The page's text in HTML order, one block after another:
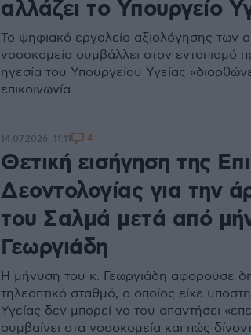
αλλάζει το Υπουργείο
Το ψηφιακό εργαλείο αξιολόγησης των
νοσοκομεία συμβάλλει στον εντοπισμό
ηγεσία του Υπουργείου Υγείας
επικοινωνία
Θετική εισήγηση της
Δεοντολογίας για την
του Σαλμά μετά από
Γεωργιάδη
Η μήνυση του κ. Γεωργιάδη αφορούσε
τηλεοπτικό σταθμό, ο οποίος είχε
Υγείας δεν μπορεί να του απαντήσει
συμβαίνει στα νοσοκομεία και πώς
14.07.2026, 11:11 4